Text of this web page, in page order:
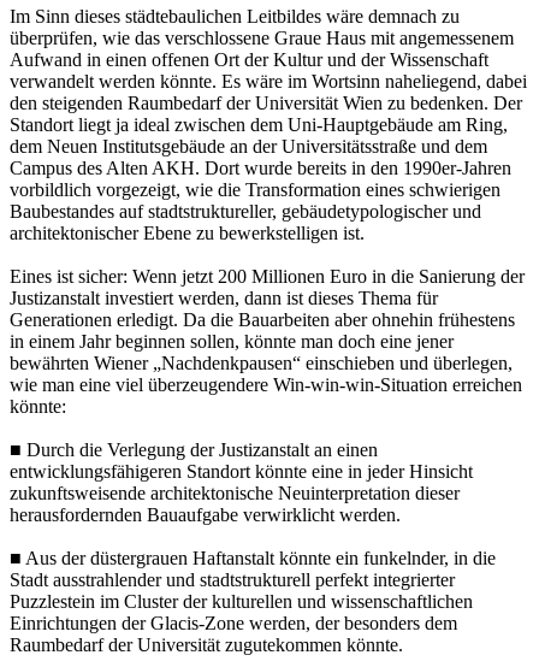
Im Sinn dieses städtebaulichen Leitbildes wäre demnach zu
überprüfen, wie das verschlossene Graue Haus mit angemessenem
Aufwand in einen offenen Ort der Kultur und der Wissenschaft
verwandelt werden könnte. Es wäre im Wortsinn naheliegend, dabei
den steigenden Raumbedarf der Universität Wien zu bedenken. Der
Standort liegt ja ideal zwischen dem Uni-Hauptgebäude am Ring,
dem Neuen Institutsgebäude an der Universitätsstraße und dem
Campus des Alten AKH. Dort wurde bereits in den 1990er-Jahren
vorbildlich vorgezeigt, wie die Transformation eines schwierigen
Baubestandes auf stadtstruktureller, gebäudetypologischer und
architektonischer Ebene zu bewerkstelligen ist.
Eines ist sicher: Wenn jetzt 200 Millionen Euro in die Sanierung der
Justizanstalt investiert werden, dann ist dieses Thema für
Generationen erledigt. Da die Bauarbeiten aber ohnehin frühestens
in einem Jahr beginnen sollen, könnte man doch eine jener
bewährten Wiener „Nachdenkpausen“ einschieben und überlegen,
wie man eine viel überzeugendere Win-win-win-Situation erreichen
könnte:
■ Durch die Verlegung der Justizanstalt an einen
entwicklungsfähigeren Standort könnte eine in jeder Hinsicht
zukunftsweisende architektonische Neuinterpretation dieser
herausfordernden Bauaufgabe verwirklicht werden.
■ Aus der düstergrauen Haftanstalt könnte ein funkelnder, in die
Stadt ausstrahlender und stadtstrukturell perfekt integrierter
Puzzlestein im Cluster der kulturellen und wissenschaftlichen
Einrichtungen der Glacis-Zone werden, der besonders dem
Raumbedarf der Universität zugutekommen könnte.